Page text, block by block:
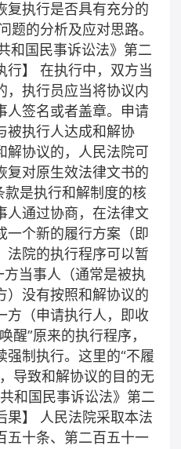
复执行是否具有充分的
题的分析及应对思路。
和国民事诉讼法》第二
行】 在执行中，双方当
，执行员应当将协议内
人签名或者盖章。申请
被执行人达成和解协
解协议的，人民法院可
复对原生效法律文书的
款是执行和解制度的核
人通过协商，在法律文
一个新的履行方案（即
法院的执行程序可以暂
方当事人（通常是被执
）没有按照和解协议的
方（申请执行人，即收
醒”原来的执行程序，
强制执行。这里的“不履
导致和解协议的目的无
和国民事诉讼法》第二
果】 人民法院采取本法
五十条、第二百五十一